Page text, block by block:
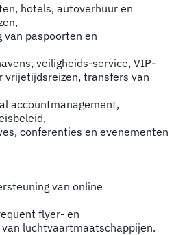
hotels, autoverhuur en
van paspoorten en
veiligheids-service, VIP-
vrijetijdsreizen, transfers van
accountmanagement,
conferenties en evenementen
van online
flyer- en
luchtvaartmaatschappijen.